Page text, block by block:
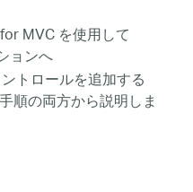
MVC を使用して
ョンへ
トロールを追加する
順の両方から説明しま